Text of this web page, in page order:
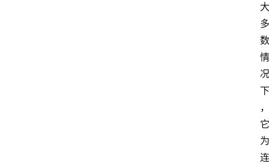
大
多
数
情
况
下
，
它
为
连